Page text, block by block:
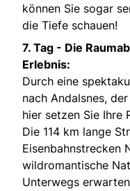
können Sie sogar
die Tiefe schauen!
7. Tag - Die
Erlebnis:
Durch eine
nach Andalsnes,
hier setzen Sie Ihre
Die 114 km lange
Eisenbahnstrecken
wildromantische
Unterwegs